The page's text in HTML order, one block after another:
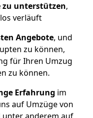
zu unterstützen,
verläuft
Angebote, und
zu können,
für Ihren Umzug
zu können.
Erfahrung im
auf Umzüge von